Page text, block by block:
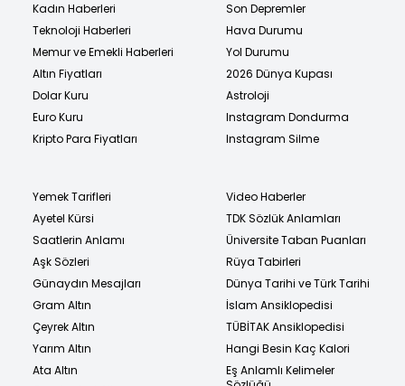
Kadın Haberleri
Teknoloji Haberleri
Memur ve Emekli Haberleri
Altın Fiyatları
Dolar Kuru
Euro Kuru
Kripto Para Fiyatları
Son Depremler
Hava Durumu
Yol Durumu
2026 Dünya Kupası
Astroloji
Instagram Dondurma
Instagram Silme
Yemek Tarifleri
Ayetel Kürsi
Saatlerin Anlamı
Aşk Sözleri
Günaydın Mesajları
Gram Altın
Çeyrek Altın
Yarım Altın
Ata Altın
Video Haberler
TDK Sözlük Anlamları
Üniversite Taban Puanları
Rüya Tabirleri
Dünya Tarihi ve Türk Tarihi
İslam Ansiklopedisi
TÜBİTAK Ansiklopedisi
Hangi Besin Kaç Kalori
Eş Anlamlı Kelimeler